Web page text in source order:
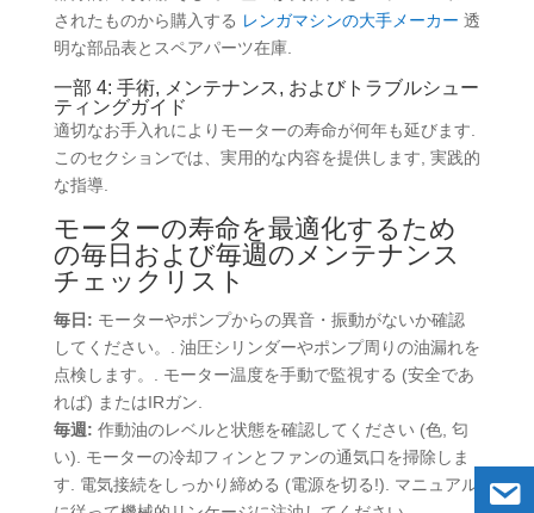
されたものから購入する レンガマシンの大手メーカー 透
明な部品表とスペアパーツ在庫.
一部 4: 手術, メンテナンス, およびトラブルシュー
ティングガイド
適切なお手入れによりモーターの寿命が何年も延びます.
このセクションでは、実用的な内容を提供します, 実践的
な指導.
モーターの寿命を最適化するため
の毎日および毎週のメンテナンス
チェックリスト
毎日: モーターやポンプからの異音・振動がないか確認
してください。. 油圧シリンダーやポンプ周りの油漏れを
点検します。. モーター温度を手動で監視する (安全であ
れば) またはIRガン.
毎週: 作動油のレベルと状態を確認してください (色, 匂
い). モーターの冷却フィンとファンの通気口を掃除しま
す. 電気接続をしっかり締める (電源を切る!). マニュアル